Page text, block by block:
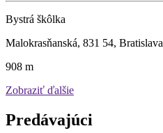
Bystrá škôlka
Malokrasňanská, 831 54, Bratislava
908 m
Zobraziť ďalšie
Predávajúci